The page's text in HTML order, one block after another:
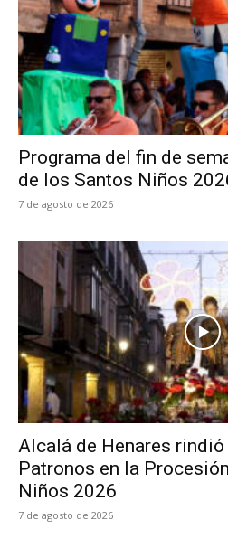
Programa del fin de
de los Santos Niños
7 de agosto de 2026
Alcalá de Henares
Patronos en la
Niños 2026
7 de agosto de 2026